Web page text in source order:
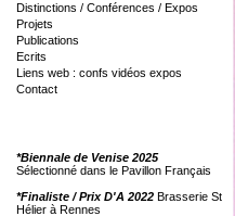
Distinctions / Conférences / Expos
Projets
Publications
Ecrits
Liens web : confs vidéos expos
Contact
*Biennale de Venise 2025
Sélectionné dans le Pavillon Français
*Finaliste / Prix D'A 2022 Brasserie St
Hélier à Rennes